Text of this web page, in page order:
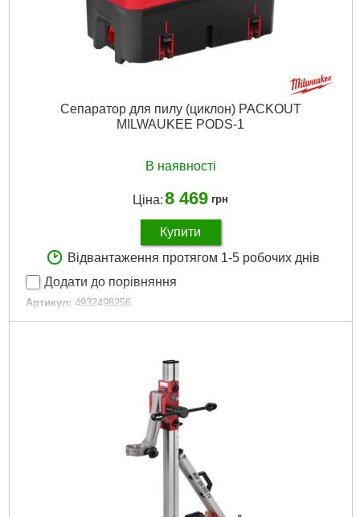
Сепаратор для пилу (циклон) PACKOUT
MILWAUKEE PODS-1
В наявності
Ціна:8 469 грн
Купити
Відвантаження протягом 1-5 робочих днів
Додати до порівняння
Артикул: 4932498256
Код товару: 29.61.19
Докладніше...